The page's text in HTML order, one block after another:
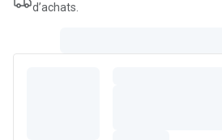
d’achats.